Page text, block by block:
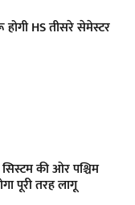
HS तीसरे सेमेस्टर
सिस्टम की ओर पश्चिम
पूरी तरह लागू